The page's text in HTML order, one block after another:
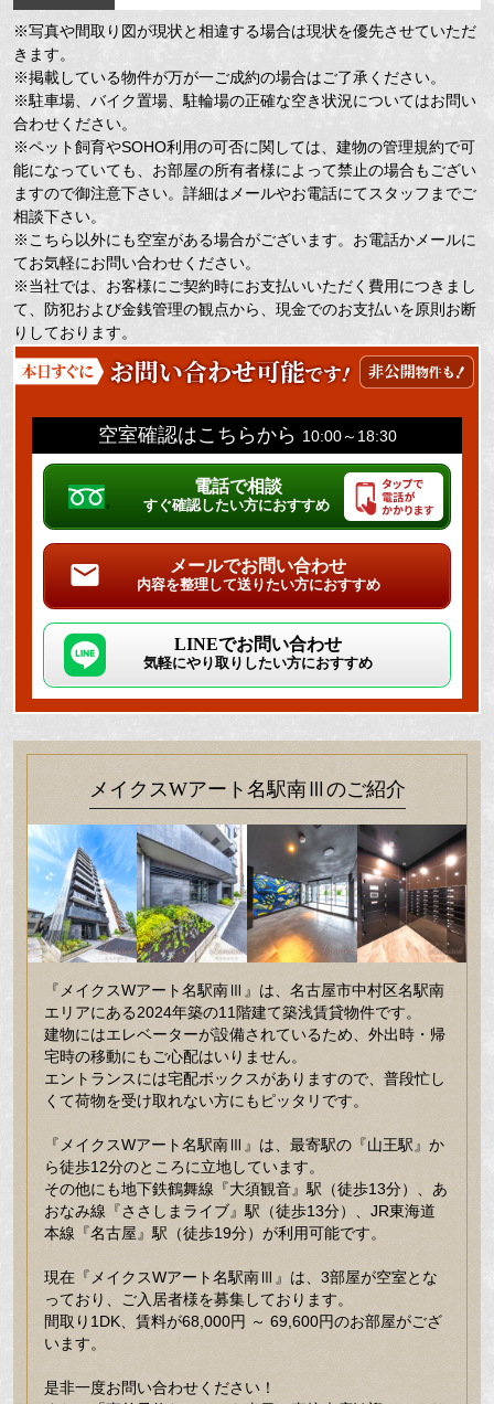
※写真や間取り図が現状と相違する場合は現状を優先させていただ
きます。
※掲載している物件が万が一ご成約の場合はご了承ください。
※駐車場、バイク置場、駐輪場の正確な空き状況についてはお問い
合わせください。
※ペット飼育やSOHO利用の可否に関しては、建物の管理規約で可
能になっていても、お部屋の所有者様によって禁止の場合もござい
ますので御注意下さい。詳細はメールやお電話にてスタッフまでご
相談下さい。
※こちら以外にも空室がある場合がございます。お電話かメールに
てお気軽にお問い合わせください。
※当社では、お客様にご契約時にお支払いいただく費用につきまし
て、防犯および金銭管理の観点から、現金でのお支払いを原則お断
りしております。
空室確認はこちらから 10:00～18:30
電話で相談
すぐ確認したい方におすすめ
メールでお問い合わせ
内容を整理して送りたい方におすすめ
LINEでお問い合わせ
気軽にやり取りしたい方におすすめ
メイクスWアート名駅南Ⅲのご紹介
『メイクスWアート名駅南Ⅲ』は、名古屋市中村区名駅南
エリアにある2024年築の11階建て築浅賃貸物件です。
建物にはエレベーターが設備されているため、外出時・帰
宅時の移動にもご心配はいりません。
エントランスには宅配ボックスがありますので、普段忙し
くて荷物を受け取れない方にもピッタリです。
『メイクスWアート名駅南Ⅲ』は、最寄駅の『山王駅』か
ら徒歩12分のところに立地しています。
その他にも地下鉄鶴舞線『大須観音』駅（徒歩13分）、あ
おなみ線『ささしまライブ』駅（徒歩13分）、JR東海道
本線『名古屋』駅（徒歩19分）が利用可能です。
現在『メイクスWアート名駅南Ⅲ』は、3部屋が空室とな
っており、ご入居者様を募集しております。
間取り1DK、賃料が68,000円 ～ 69,600円のお部屋がござ
います。
是非一度お問い合わせください！